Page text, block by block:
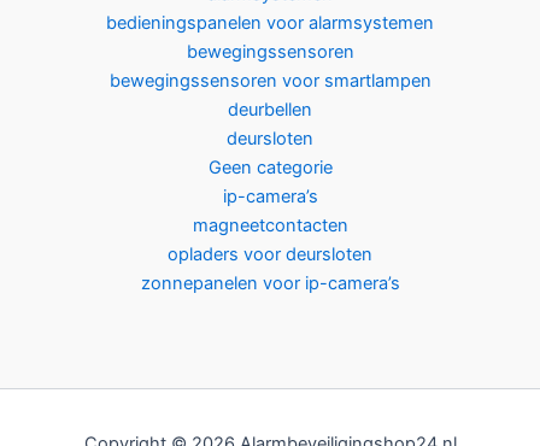
bedieningspanelen voor alarmsystemen
bewegingssensoren
bewegingssensoren voor smartlampen
deurbellen
deursloten
Geen categorie
ip-camera’s
magneetcontacten
opladers voor deursloten
zonnepanelen voor ip-camera’s